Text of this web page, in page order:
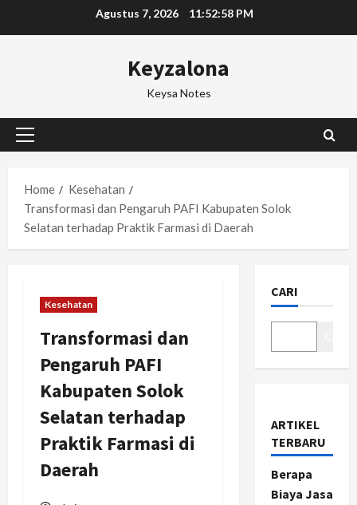
Agustus 7, 2026 11:52:59 PM
Keyzalona
Keysa Notes
Primary
Home
Kesehatan
Transformasi dan Pengaruh PAFI Kabupaten Solok
Selatan terhadap Praktik Farmasi di Daerah
Kesehatan
Transformasi dan
Pengaruh PAFI
Kabupaten Solok
Selatan terhadap
Praktik Farmasi di
Daerah
CARI
ARTIKEL
TERBARU
Berapa
Biaya Jasa